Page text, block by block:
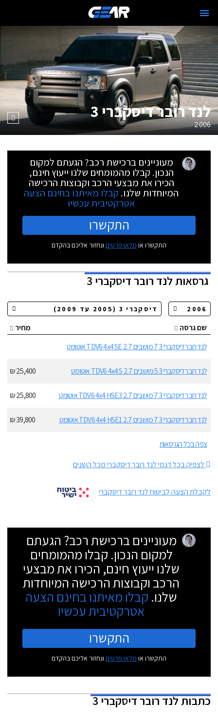
לנד רובר דיסקברי 3
2006
מעוניינים ברכישת רכב? הגעתם למקום
הנכון. קבלו מהמומחים שלנו ייעוץ חינם,
הכירו את מבצעי הרכב וקבוצות הרכישה
המיוחדות שלנו. קבלו מאיתנו בחינם הצעה
אטרקטיבית עכשיו
התקשרו
התקשרו או מלאו פרטים ונחזור אליכם בהקדם
גרסאותלנד רובר דיסקברי 3
שם גרסה
מחיר
לנד רובר דיסקברי 3 7 מושבים 2.7 TDV6 4x4 SE אוטומט
לנד רובר דיסקברי 3 5 מושבים 2.7 TDV6 4x4 S אוטומט 25,400 ₪
לנד רובר דיסקברי 3 7 מושבים 2.7 TDV6 4x4 HSE3 אוטומט 25,800 ₪
לנד רובר דיסקברי 3 7 מושבים 2.7 TDV6 4x4 HSE1 אוטומט 39,800 ₪
צפה בכל הגרסאות
לצפיה בכל דגמי לנד רובר דיסקברי מכל השנים
לקבלת הצעה לביטוח לנד רובר דיסקברי
מעוניינים ברכישת רכב? הגעתם
למקום הנכון. קבלו מהמומחים
שלנו ייעוץ חינם, הכירו את מבצעי
הרכב וקבוצות הרכישה המיוחדות
שלנו. קבלו מאיתנו בחינם הצעה
אטרקטיבית עכשיו
התקשרו
התקשרו או מלאו פרטים ונחזור אליכם בהקדם
כתבותלנד רובר דיסקברי 3